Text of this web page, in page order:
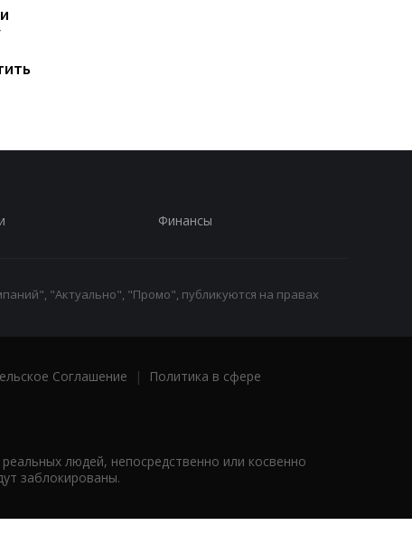
Финансы
"Актуально", "Промо", публикуются на правах
Соглашение |
Политика в сфере
людей, непосредственно или косвенно
заблокированы.